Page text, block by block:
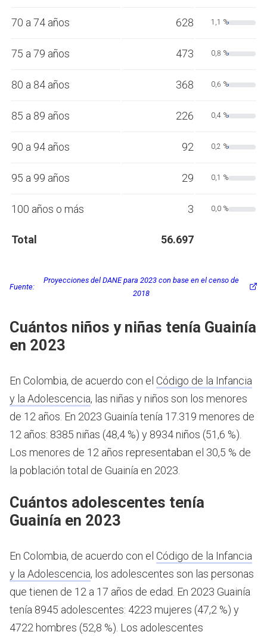
70 a 74 años 628 1,1 %
75 a 79 años 473 0,8 %
80 a 84 años 368 0,6 %
85 a 89 años 226 0,4 %
90 a 94 años 92 0,2 %
95 a 99 años 29 0,1 %
100 años o más 3 0,0 %
Total 56.697
Fuente:
Proyecciones del DANE para 2023 con base en el censo de
2018
Cuántos niños y niñas tenía Guainía
en 2023
En Colombia, de acuerdo con el Código de la Infancia
y la Adolescencia, las niñas y niños son los menores
de 12 años. En 2023 Guainía tenía 17.319 menores de
12 años: 8385 niñas (48,4 %) y 8934 niños (51,6 %).
Los menores de 12 años representaban el 30,5 % de
la población total de Guainía en 2023.
Cuántos adolescentes tenía
Guainía en 2023
En Colombia, de acuerdo con el Código de la Infancia
y la Adolescencia, los adolescentes son las personas
que tienen de 12 a 17 años de edad. En 2023 Guainía
tenía 8945 adolescentes: 4223 mujeres (47,2 %) y
4722 hombres (52,8 %). Los adolescentes